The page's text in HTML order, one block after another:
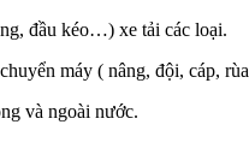
đầu kéo…) xe tải các loại.
máy ( nâng, đội, cáp,
và ngoài nước.